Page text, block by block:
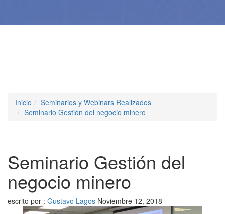
Inicio
Seminarios y Webinars Realizados
Seminario Gestión del negocio minero
Seminario Gestión del
negocio minero
escrito por : Gustavo Lagos Noviembre 12, 2018